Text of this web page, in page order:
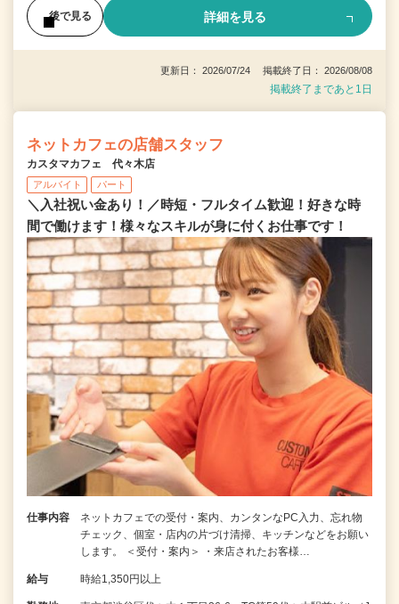
後で見る 詳細を見る
更新日： 2026/07/24 掲載終了日： 2026/08/08
掲載終了まであと1日
ネットカフェの店舗スタッフ
カスタマカフェ 代々木店
アルバイト パート
＼入社祝い金あり！／時短・フルタイム歓迎！好きな時
間で働けます！様々なスキルが身に付くお仕事です！
仕事内容
ネットカフェでの受付・案内、カンタンなPC入力、忘れ物
チェック、個室・店内の片づけ清掃、キッチンなどをお願い
します。 ＜受付・案内＞ ・来店されたお客様…
給与 時給1,350円以上